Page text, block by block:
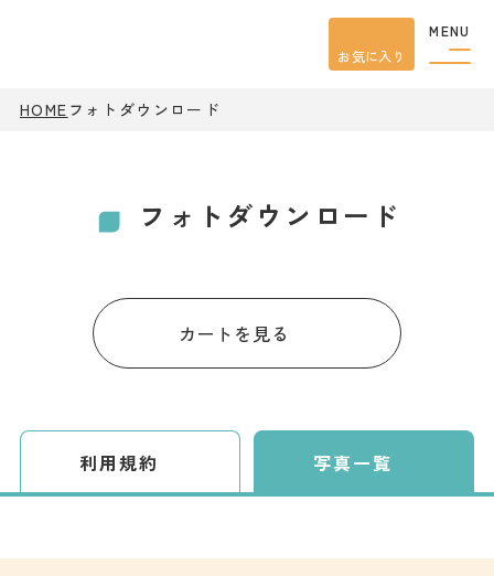
MENU
お気に入り
HOME フォトダウンロード
フォトダウンロード
カートを見る
利用規約 写真一覧
観光スポット
はじめての宇都宮
宇都宮市民ライター
記事
子店